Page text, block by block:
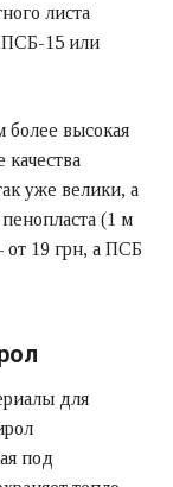
листа
ПСБ-15 или
более высокая
уже велики, а
(1 м
от 19 грн, а ПСБ
под